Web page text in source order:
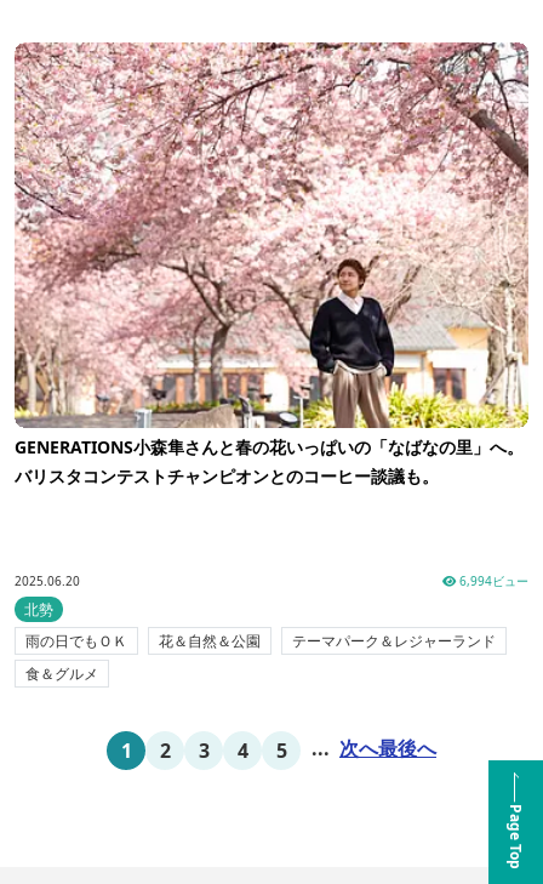
GENERATIONS小森隼さんと春の花いっぱいの「なばなの里」へ。
バリスタコンテストチャンピオンとのコーヒー談議も。
2025.06.20 6,994ビュー
北勢
雨の日でもＯＫ
花＆自然＆公園
テーマパーク＆レジャーランド
食＆グルメ
1 2 3 4 5 ... 次へ最後へ
Page Top